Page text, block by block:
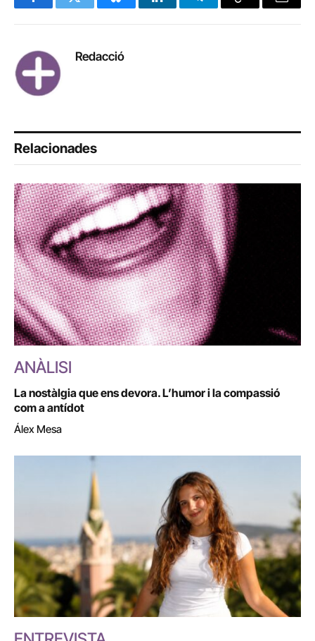
FacebookTwitter BlueskyLinkedInTelegramCopy
Email
Redacció
Relacionades
ANÀLISI
La nostàlgia que ens devora. L’humor i la compassió
com a antídot
Álex Mesa